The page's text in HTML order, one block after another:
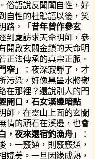
俗語說反聞聞自性，好
自性的杜鵑語以後，笑
路。「 昔年曾作參玄
到處訪求天命明師，參
開啟玄關金鎖的天命明
正法傳承的真宗正脈。
窄 」：夜深寂靜了，才
污染，好像黑墨水將襯
在那裡？還說別人的門
開口，石女溪邊暗點
師，在靈山上面的玄關
情的頑石在溪邊，也會
，夜來還宿釣漁舟」：
，一竅通，則竅竅通，
媲美。一旦因緣成熟，